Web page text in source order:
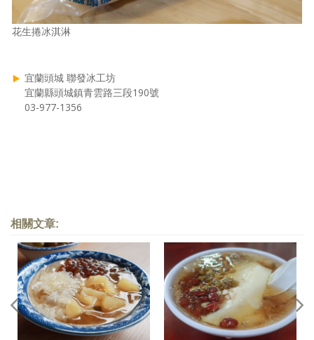
花生捲冰淇淋
宜蘭頭城 聯發冰工坊
宜蘭縣頭城鎮青雲路三段190號
03-977-1356
相關文章: